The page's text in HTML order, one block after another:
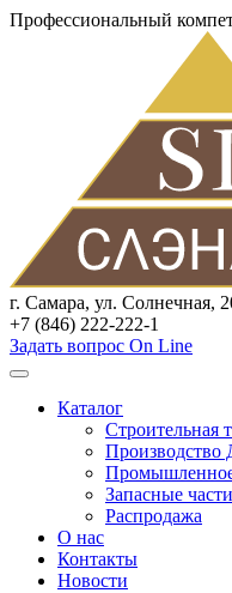
Профессиональный
г. Самара, ул. Солнечная,
+7 (846) 222-222-1
Задать вопрос On Line
Каталог
Строительная
Производство
Запасные части
Распродажа
О нас
Контакты
Новости